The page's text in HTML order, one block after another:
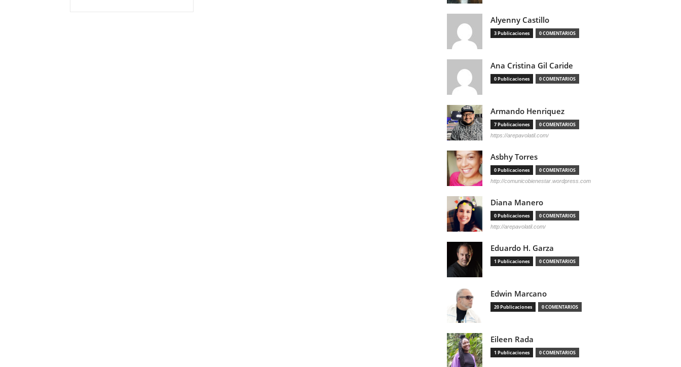
Alyenny Castillo
3 Publicaciones 0 COMENTARIOS
Ana Cristina Gil Caride
0 Publicaciones 0 COMENTARIOS
Armando Henriquez
7 Publicaciones 0 COMENTARIOS
https://arepavolatil.com/
Asbhy Torres
0 Publicaciones 0 COMENTARIOS
http://comunicobienestar.wordpress.com
Diana Manero
0 Publicaciones 0 COMENTARIOS
http://arepavolatil.com/
Eduardo H. Garza
1 Publicaciones 0 COMENTARIOS
Edwin Marcano
20 Publicaciones 0 COMENTARIOS
Eileen Rada
1 Publicaciones 0 COMENTARIOS